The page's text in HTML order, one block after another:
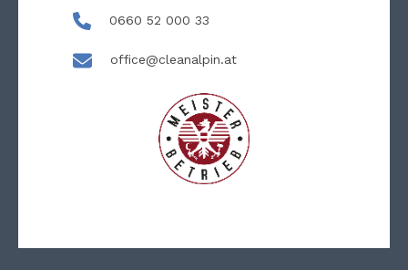
0660 52 000 33
office@cleanalpin.at